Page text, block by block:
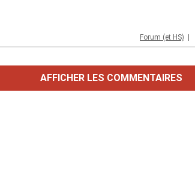
Forum (et HS) |
AFFICHER LES COMMENTAIRES